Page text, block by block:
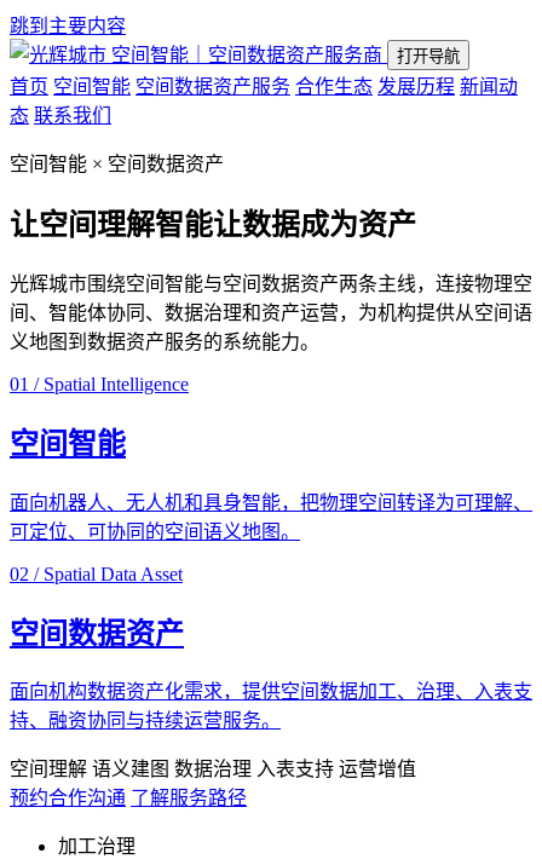
跳到主要内容
空间智能｜空间数据资产服务商
打开导航
首页 空间智能 空间数据资产服务 合作生态 发展历程 新闻动
态 联系我们
空间智能 × 空间数据资产
让空间理解智能让数据成为资产
光辉城市围绕空间智能与空间数据资产两条主线，连接物理空
间、智能体协同、数据治理和资产运营，为机构提供从空间语
义地图到数据资产服务的系统能力。
01 / Spatial Intelligence
空间智能
面向机器人、无人机和具身智能，把物理空间转译为可理解、
可定位、可协同的空间语义地图。
02 / Spatial Data Asset
空间数据资产
面向机构数据资产化需求，提供空间数据加工、治理、入表支
持、融资协同与持续运营服务。
空间理解 语义建图 数据治理 入表支持 运营增值
预约合作沟通 了解服务路径
加工治理